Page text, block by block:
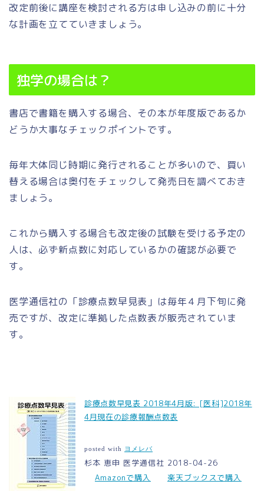
改定前後に講座を検討される方は申し込みの前に十分
な計画を立てていきましょう。
独学の場合は？
書店で書籍を購入する場合、その本が年度版であるか
どうか大事なチェックポイントです。
毎年大体同じ時期に発行されることが多いので、買い
替える場合は奥付をチェックして発売日を調べておき
ましょう。
これから購入する場合も改定後の試験を受ける予定の
人は、必ず新点数に対応しているかの確認が必要で
す。
医学通信社の「診療点数早見表」は毎年４月下旬に発
売ですが、改定に準拠した点数表が販売されていま
す。
診療点数早見表 2018年4月版: [医科]2018年
4月現在の診療報酬点数表
posted with ヨメレバ
杉本 恵申 医学通信社 2018-04-26
Amazonで購入
楽天ブックスで購入